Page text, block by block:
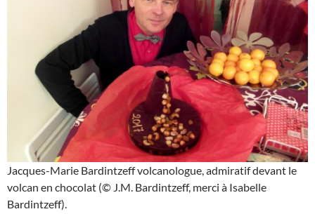
Jacques-Marie Bardintzeff volcanologue, admiratif devant le
volcan en chocolat (© J.M. Bardintzeff, merci à Isabelle
Bardintzeff).